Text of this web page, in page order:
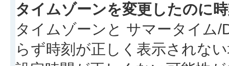
タイムゾーンを変更したのに
タイムゾーンと サマータイム
らず時刻が正しく表示されな